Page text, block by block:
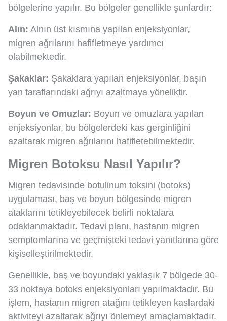
bölgelerine yapılır. Bu bölgeler genellikle şunlardır:
Alın: Alnın üst kısmına yapılan enjeksiyonlar,
migren ağrılarını hafifletmeye yardımcı
olabilmektedir.
Şakaklar: Şakaklara yapılan enjeksiyonlar, başın
yan taraflarındaki ağrıyı azaltmaya yöneliktir.
Boyun ve Omuzlar: Boyun ve omuzlara yapılan
enjeksiyonlar, bu bölgelerdeki kas gerginliğini
azaltarak migren ağrılarını hafifletebilmektedir.
Migren Botoksu Nasıl Yapılır?
Migren tedavisinde botulinum toksini (botoks)
uygulaması, baş ve boyun bölgesinde migren
ataklarını tetikleyebilecek belirli noktalara
odaklanmaktadır. Tedavi planı, hastanın migren
semptomlarına ve geçmişteki tedavi yanıtlarına göre
kişiselleştirilmektedir.
Genellikle, baş ve boyundaki yaklaşık 7 bölgede 30-
33 noktaya botoks enjeksiyonları yapılmaktadır. Bu
işlem, hastanın migren atağını tetikleyen kaslardaki
aktiviteyi azaltarak ağrıyı önlemeyi amaçlamaktadır.